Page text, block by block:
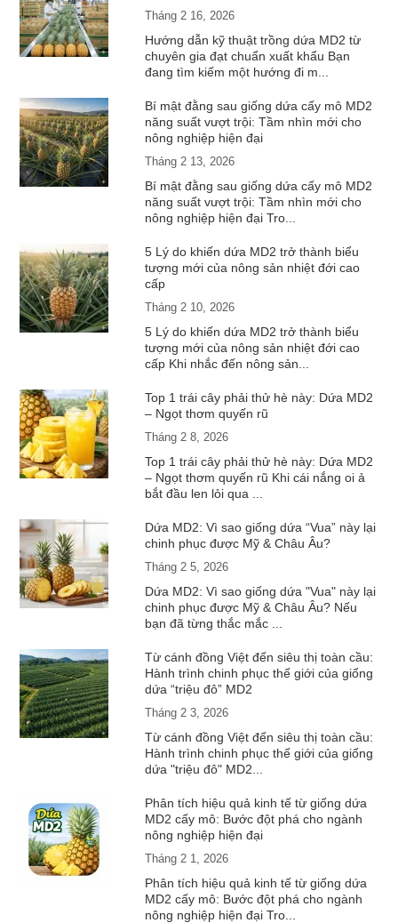
Tháng 2 16, 2026
Hướng dẫn kỹ thuật trồng dứa MD2 từ
chuyên gia đạt chuẩn xuất khẩu Bạn
đang tìm kiếm một hướng đi m...
Bí mật đằng sau giống dứa cấy mô MD2
năng suất vượt trội: Tầm nhìn mới cho
nông nghiệp hiện đại
Tháng 2 13, 2026
Bí mật đằng sau giống dứa cấy mô MD2
năng suất vượt trội: Tầm nhìn mới cho
nông nghiệp hiện đại Tro...
5 Lý do khiến dứa MD2 trở thành biểu
tượng mới của nông sản nhiệt đới cao
cấp
Tháng 2 10, 2026
5 Lý do khiến dứa MD2 trở thành biểu
tượng mới của nông sản nhiệt đới cao
cấp Khi nhắc đến nông sản...
Top 1 trái cây phải thử hè này: Dứa MD2
– Ngọt thơm quyến rũ
Tháng 2 8, 2026
Top 1 trái cây phải thử hè này: Dứa MD2
– Ngọt thơm quyến rũ Khi cái nắng oi ả
bắt đầu len lỏi qua ...
Dứa MD2: Vì sao giống dứa “Vua” này lại
chinh phục được Mỹ & Châu Âu?
Tháng 2 5, 2026
Dứa MD2: Vì sao giống dứa "Vua" này lại
chinh phục được Mỹ & Châu Âu? Nếu
bạn đã từng thắc mắc ...
Từ cánh đồng Việt đến siêu thị toàn cầu:
Hành trình chinh phục thế giới của giống
dứa “triệu đô” MD2
Tháng 2 3, 2026
Từ cánh đồng Việt đến siêu thị toàn cầu:
Hành trình chinh phục thế giới của giống
dứa "triệu đô" MD2...
Phân tích hiệu quả kinh tế từ giống dứa
MD2 cấy mô: Bước đột phá cho ngành
nông nghiệp hiện đại
Tháng 2 1, 2026
Phân tích hiệu quả kinh tế từ giống dứa
MD2 cấy mô: Bước đột phá cho ngành
nông nghiệp hiện đại Tro...